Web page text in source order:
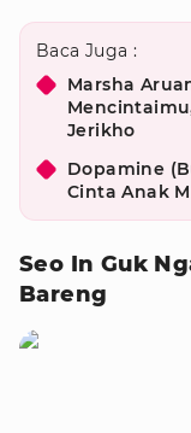
Baca Juga :
Marsha
Jerikho
Dopamine
Cinta Anak
Seo In Guk
Bareng